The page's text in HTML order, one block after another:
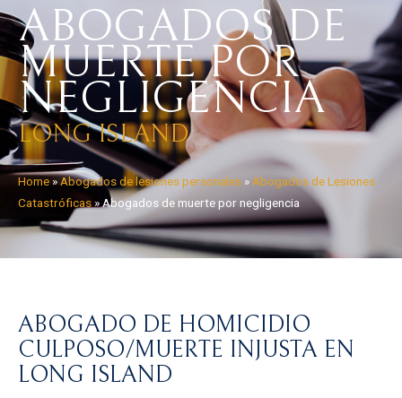
ABOGADOS DE
MUERTE POR
NEGLIGENCIA
LONG ISLAND
Home»Abogados de lesiones personales » Abogados de Lesiones
Catastróficas»Abogados de muerte por negligencia
ABOGADO DE HOMICIDIO
CULPOSO/MUERTE INJUSTA EN
LONG ISLAND